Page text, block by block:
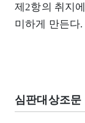
제2항의 취지
미하게 만든다.
심판대상조문